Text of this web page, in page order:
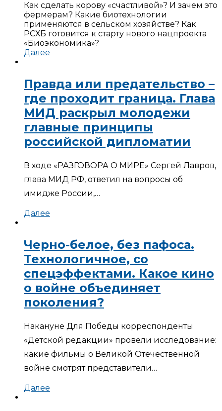
Как сделать корову «счастливой»? И зачем это
фермерам? Какие биотехнологии
применяются в сельском хозяйстве? Как
РСХБ готовится к старту нового нацпроекта
«Биоэкономика»?
Далее
Правда или предательство –
где проходит граница. Глава
МИД раскрыл молодежи
главные принципы
российской дипломатии
В ходе «РАЗГОВОРА О МИРЕ» Сергей Лавров,
глава МИД РФ, ответил на вопросы об
имидже России,…
Далее
Черно-белое, без пафоса.
Технологичное, со
спецэффектами. Какое кино
о войне объединяет
поколения?
Накануне Для Победы корреспонденты
«Детской редакции» провели исследование:
какие фильмы о Великой Отечественной
войне смотрят представители…
Далее